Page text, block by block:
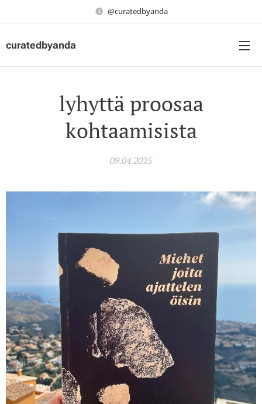
@curatedbyanda
curatedbyanda
lyhyttä proosaa
kohtaamisista
09.04.2025